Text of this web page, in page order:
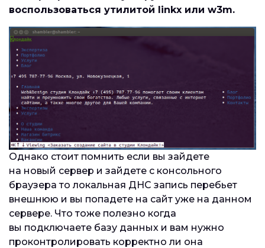
воспользоваться утилитой linkx или w3m.
Однако стоит помнить если вы зайдете
на новый сервер и зайдете с консольного
браузера то локальная ДНС запись перебьет
внешнюю и вы попадете на сайт уже на данном
сервере. Что тоже полезно когда
вы подключаете базу данных и вам нужно
проконтролировать корректно ли она